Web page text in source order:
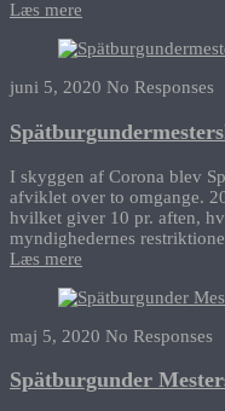
Læs mere
juni 5, 2020 No Responses
I skyggen af Corona blev
afviklet over to omgange.
hvilket giver 10 pr. aften,
myndighedernes
Læs mere
maj 5, 2020 No Responses
Spätburgunder